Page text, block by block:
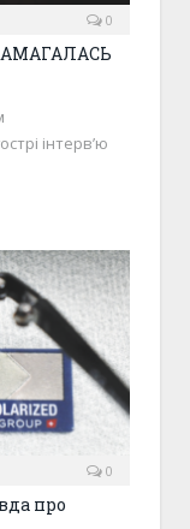
0
інтерв’ю
0
про